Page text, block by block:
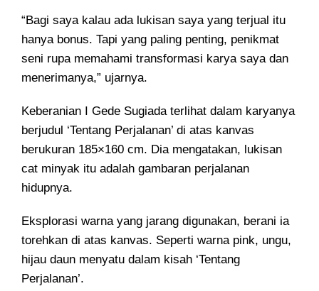
“Bagi saya kalau ada lukisan saya yang terjual itu
hanya bonus. Tapi yang paling penting, penikmat
seni rupa memahami transformasi karya saya dan
menerimanya,” ujarnya.
Keberanian I Gede Sugiada terlihat dalam karyanya
berjudul ‘Tentang Perjalanan’ di atas kanvas
berukuran 185×160 cm. Dia mengatakan, lukisan
cat minyak itu adalah gambaran perjalanan
hidupnya.
Eksplorasi warna yang jarang digunakan, berani ia
torehkan di atas kanvas. Seperti warna pink, ungu,
hijau daun menyatu dalam kisah ‘Tentang
Perjalanan’.